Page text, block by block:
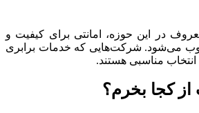
در این حوزه، امانتی برای کیفیت و
می‌شود. شرکت‌هایی که خدمات برابری
مناسبی هستند.
کجا بخرم؟